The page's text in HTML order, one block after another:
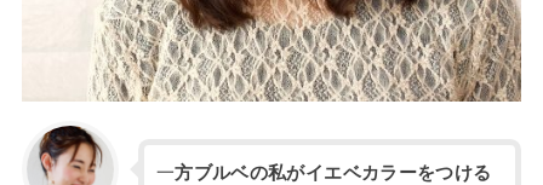
一方ブルベの私がイエベカラーをつける